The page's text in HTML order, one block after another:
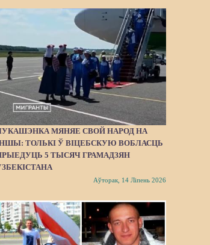
МЯНЯЕ СВОЙ НАРОД НА
ТОЛЬКІ Ў ВІЦЕБСКУЮ ВОБЛАСЦЬ
5 ТЫСЯЧ ГРАМАДЗЯН
Аўторак, 14 Ліпень 2026